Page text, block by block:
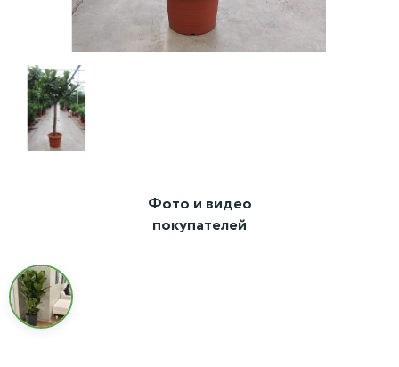
Фото и видео
покупателей